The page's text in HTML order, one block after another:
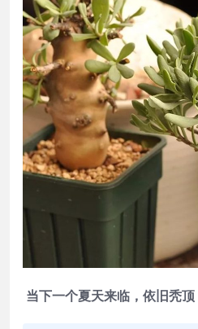
当下一个夏天来临，依旧秃顶